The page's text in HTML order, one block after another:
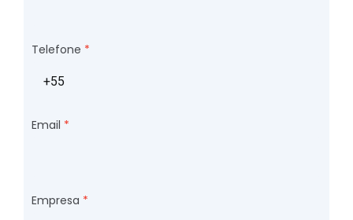
Telefone
Email
Empresa